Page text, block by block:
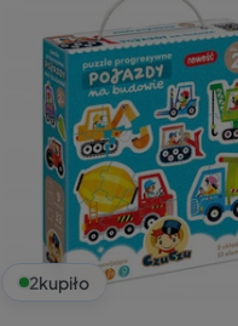
2kupiło